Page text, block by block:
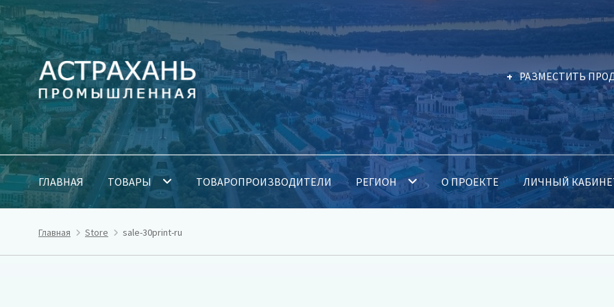
Перейти
к
навигации
Перейти
к
содержимому
РАЗМЕСТИТЬ
ГЛАВНАЯ ТОВАРЫ ТОВАРОПРОИЗВОДИТЕЛИ РЕГИОН О ПРОЕКТЕ ЛИЧНЫЙ
Главная Store sale-30print-ru